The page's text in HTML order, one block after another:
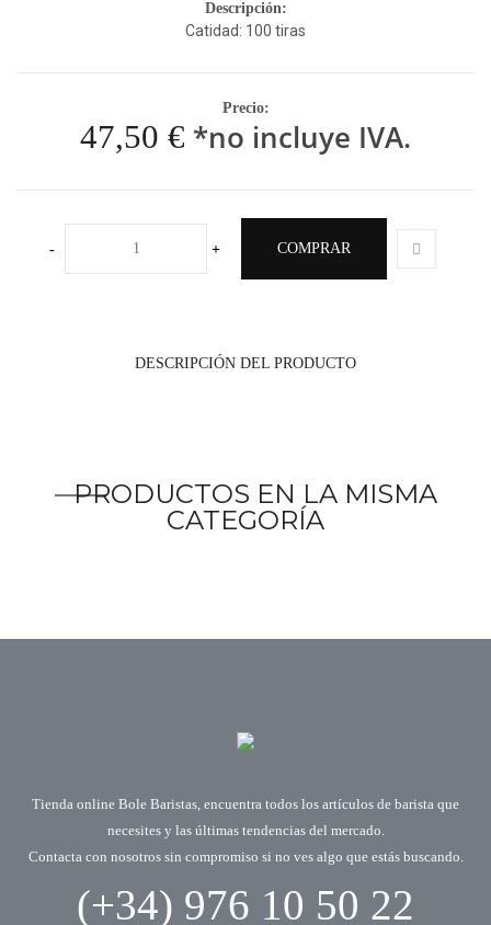
Descripción:
Catidad: 100 tiras
Precio:
47,50 € *no incluye IVA.
- + COMPRAR
DESCRIPCIÓN DEL PRODUCTO
PRODUCTOS EN LA MISMA
CATEGORÍA
Tienda online Bole Baristas, encuentra todos los artículos de barista que
necesites y las últimas tendencias del mercado.
Contacta con nosotros sin compromiso si no ves algo que estás buscando.
(+34) 976 10 50 22